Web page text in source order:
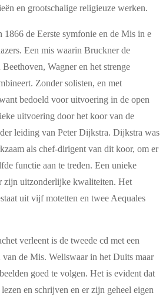
en grootschalige religieuze werken.
de Eerste symfonie en de Mis in e
Een mis waarin Bruckner de
Wagner en het strenge
Zonder solisten, en met
bedoeld voor uitvoering in de open
uitvoering door het koor van de
leiding van Peter Dijkstra. Dijkstra was
als chef-dirigent van dit koor, om er
functie aan te treden. Een unieke
zijn uitzonderlijke kwaliteiten. Het
uit vijf motetten en twee Aequales
verleent is de tweede cd met een
van de Mis. Weliswaar in het Duits maar
goed te volgen. Het is evident dat
en schrijven en er zijn geheel eigen